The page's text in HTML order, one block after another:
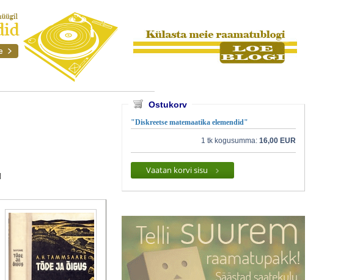
Ostukorv
"Diskreetse matemaatika elemendid"
1 tk kogusumma: 16,00 EUR
Vaatan korvi sisu